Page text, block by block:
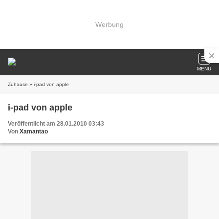
Werbung
MENU
Zuhause » i-pad von apple
i-pad von apple
Veröffentlicht am 28.01.2010 03:43
Von Xamantao